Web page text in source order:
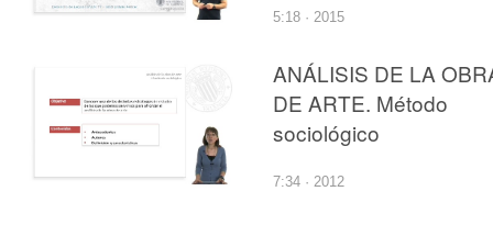
5:18 · 2015
ANÁLISIS DE LA
DE ARTE. Método
sociológico
7:34 · 2012